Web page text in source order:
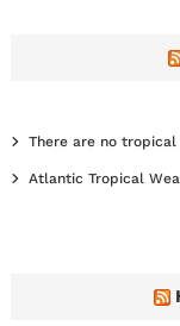
There are no
Atlantic Tropical